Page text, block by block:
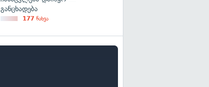
განცხადება
177 ნახვა